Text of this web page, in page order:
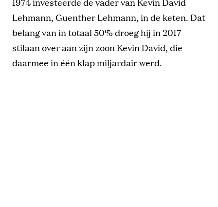
Lehmann, Guenther Lehmann, in de keten. Dat
belang van in totaal 50% droeg hij in 2017
stilaan over aan zijn zoon Kevin David, die
daarmee in één klap miljardair werd.